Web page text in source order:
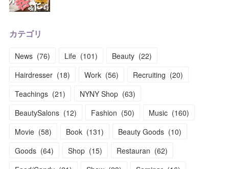
カテゴリ
News (76) Life (101) Beauty (22)
Hairdresser (18) Work (56) Recruiting (20)
Teachings (21) NYNY Shop (63)
BeautySalons (12) Fashion (50) Music (160)
Movie (58) Book (131) Beauty Goods (10)
Goods (64) Shop (15) Restauran (62)